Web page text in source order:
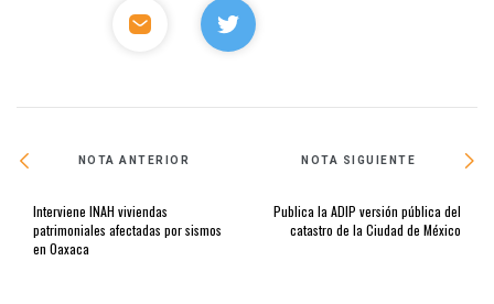
NOTA ANTERIOR
Interviene INAH viviendas
patrimoniales afectadas por sismos
en Oaxaca
NOTA SIGUIENTE
Publica la ADIP versión pública del
catastro de la Ciudad de México